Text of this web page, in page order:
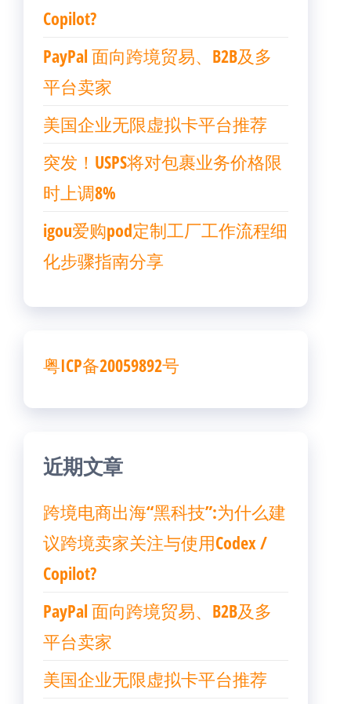
Copilot?
PayPal 面向跨境贸易、B2B及多
平台卖家
美国企业无限虚拟卡平台推荐
突发！USPS将对包裹业务价格限
时上调8%
igou爱购pod定制工厂工作流程细
化步骤指南分享
粤ICP备20059892号
近期文章
跨境电商出海“黑科技”:为什么建
议跨境卖家关注与使用Codex /
Copilot?
PayPal 面向跨境贸易、B2B及多
平台卖家
美国企业无限虚拟卡平台推荐